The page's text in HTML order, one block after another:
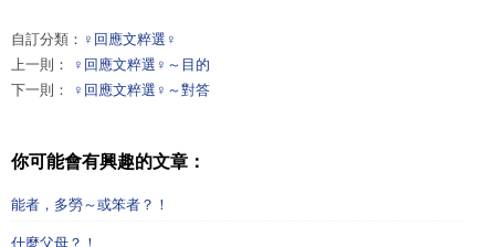
自訂分類： ♀回應文粹選♀
上一則：
♀回應文粹選♀～目的
下一則：
♀回應文粹選♀～對答
你可能會有興趣的文章：
能者，多勞～或笨者？！
什麼父母？！